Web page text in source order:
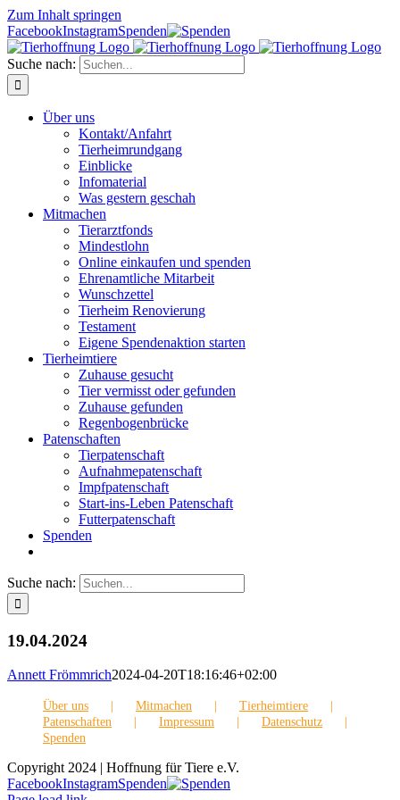
Zum Inhalt springen
FacebookInstagramSpenden
Suche nach:
Über uns
Kontakt/Anfahrt
Tierheimrundgang
Einblicke
Infomaterial
Was gestern geschah
Mitmachen
Tierarztfonds
Mindestlohn
Online einkaufen und spenden
Ehrenamtliche Mitarbeit
Wunschzettel
Tierheim Renovierung
Testament
Eigene Spendenaktion starten
Tierheimtiere
Zuhause gesucht
Tier vermisst oder gefunden
Zuhause gefunden
Regenbogenbrücke
Patenschaften
Tierpatenschaft
Aufnahmepatenschaft
Impfpatenschaft
Start-ins-Leben Patenschaft
Futterpatenschaft
Spenden
Suche nach:
19.04.2024
Annett Frömmrich2024-04-20T18:16:46+02:00
Über uns Mitmachen
Tierheimtiere
Patenschaften
Impressum
Datenschutz
Spenden
Copyright 2024 | Hoffnung für Tiere e.V.
FacebookInstagramSpenden